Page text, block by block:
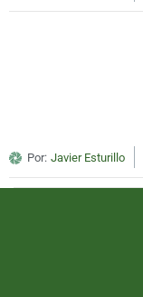
Por: Javier Esturillo